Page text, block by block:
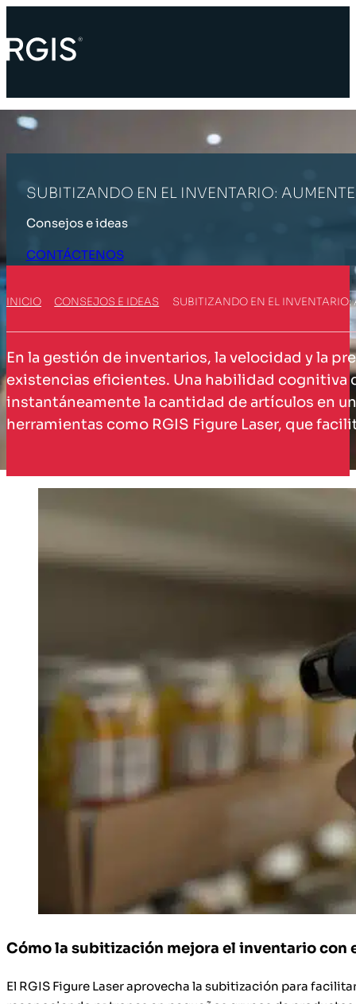
SUBITIZANDO EN EL INVENTARIO:
Consejos e ideas
CONTÁCTENOS
INICIO CONSEJOS E IDEAS SUBITIZANDO EN EL INVENTARIO:
En la gestión de inventarios, la velocidad y la
existencias eficientes. Una habilidad cognitiva
instantáneamente la cantidad de artículos en
herramientas como RGIS Figure Laser, que
Cómo la subitización mejora el inventario con
El RGIS Figure Laser aprovecha la subitización para